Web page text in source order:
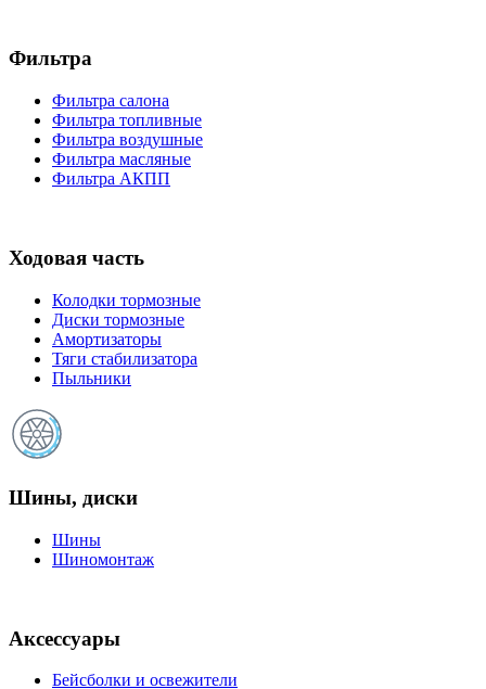
Фильтра
Фильтра салона
Фильтра топливные
Фильтра воздушные
Фильтра масляные
Фильтра АКПП
Ходовая часть
Колодки тормозные
Диски тормозные
Амортизаторы
Тяги стабилизатора
Пыльники
Шины, диски
Шины
Шиномонтаж
Аксессуары
Бейсболки и освежители